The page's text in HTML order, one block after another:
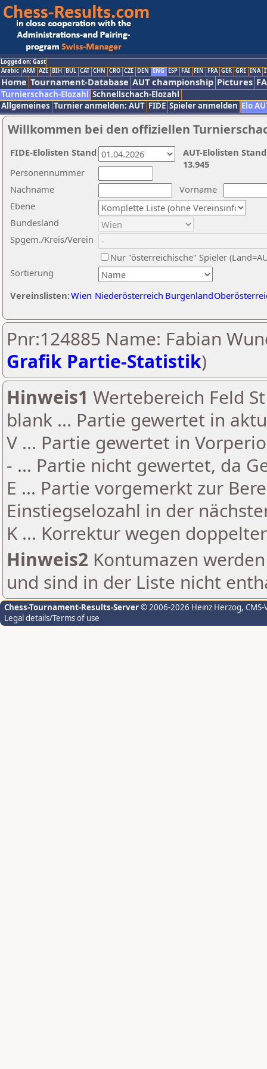
Logged on: Gast
Arabic ARM AZE BIH BUL CAT CHN CRO CZE DEN ENG ESP FAI FIN FRA GER GRE INA
Home Tournament-Database AUT championship Pictures
Turnierschach-Elozahl Schnellschach-Elozahl
Allgemeines Turnier anmelden: AUT FIDE Spieler anmelden Elo
Willkommen bei den offiziellen
Nachname
Vorname
Ebene
Sortierung
Personennummer
Bundesland
Spgem./Kreis/Verein
Nur "österreichische" Spieler
Vereinslisten:Wien Niederösterreich Burgenland
AUT-Elolisten
13.945
FIDE-Elolisten Stand
Pnr:124885 Name: Fabian
Grafik Partie-Statistik)
Hinweis1 Wertebereich Feld
blank ... Partie gewertet in
V ... Partie gewertet in
- ... Partie nicht gewertet, da
E ... Partie vorgemerkt zur
Einstiegselozahl in der
K ... Korrektur wegen
Hinweis2 Kontumazen
und sind in der Liste nicht
Chess-Tournament-Results-Server© 2006-2026 Heinz Herzog,
Legal details/Terms of use